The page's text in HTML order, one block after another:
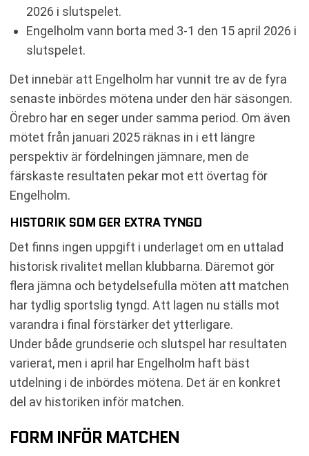
2026 i slutspelet.
Engelholm vann borta med 3-1 den 15 april 2026 i
slutspelet.
Det innebär att Engelholm har vunnit tre av de fyra
senaste inbördes mötena under den här säsongen.
Örebro har en seger under samma period. Om även
mötet från januari 2025 räknas in i ett längre
perspektiv är fördelningen jämnare, men de
färskaste resultaten pekar mot ett övertag för
Engelholm.
HISTORIK SOM GER EXTRA TYNGD
Det finns ingen uppgift i underlaget om en uttalad
historisk rivalitet mellan klubbarna. Däremot gör
flera jämna och betydelsefulla möten att matchen
har tydlig sportslig tyngd. Att lagen nu ställs mot
varandra i final förstärker det ytterligare.
Under både grundserie och slutspel har resultaten
varierat, men i april har Engelholm haft bäst
utdelning i de inbördes mötena. Det är en konkret
del av historiken inför matchen.
FORM INFÖR MATCHEN